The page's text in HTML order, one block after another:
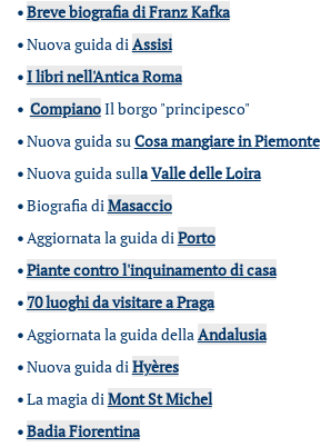
•Breve biografia di Franz Kafka
•Nuova guida diAssisi
•I libri nell'Antica Roma
• CompianoIl borgo "principesco"
•Nuova guida suCosa mangiare in Piemonte
•Nuova guida sullaValle delle Loira
•Biografia diMasaccio
•Aggiornata la guida diPorto
•Piante contro l'inquinamento di casa
• 70 luoghi da visitare a Praga
•Aggiornata la guida dellaAndalusia
•Nuova guida diHyères
•La magia diMont St Michel
•Badia Fiorentina